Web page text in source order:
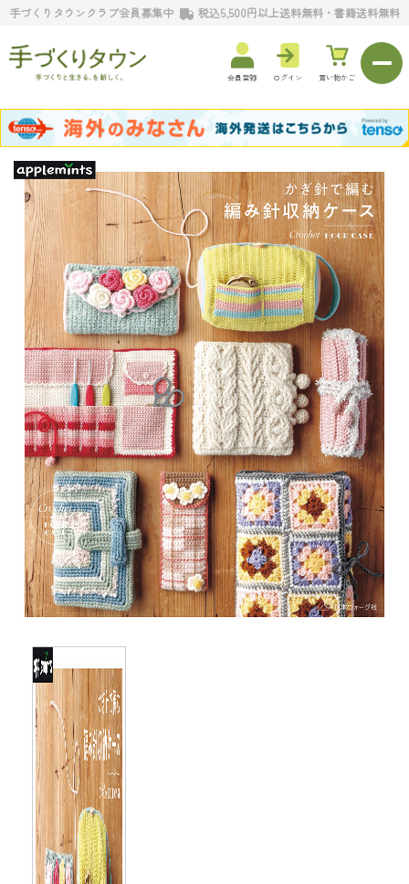
手づくりタウンクラブ会員募集中 税込5,500円以上送料無料・書籍送料無料
会員登録 ログイン 買い物かご